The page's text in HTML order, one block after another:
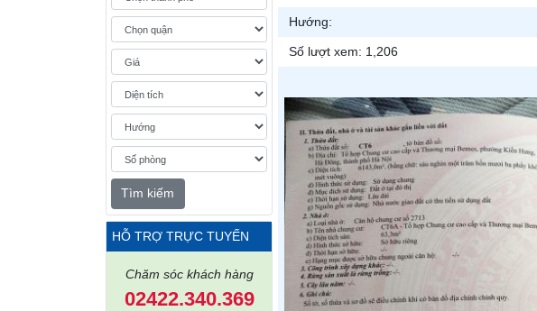
Tìm kiếm
HỖ TRỢ TRỰC TUYẾN
Chăm sóc khách hàng
02422.340.369
Hướng:
Số lượt xem: 1,206